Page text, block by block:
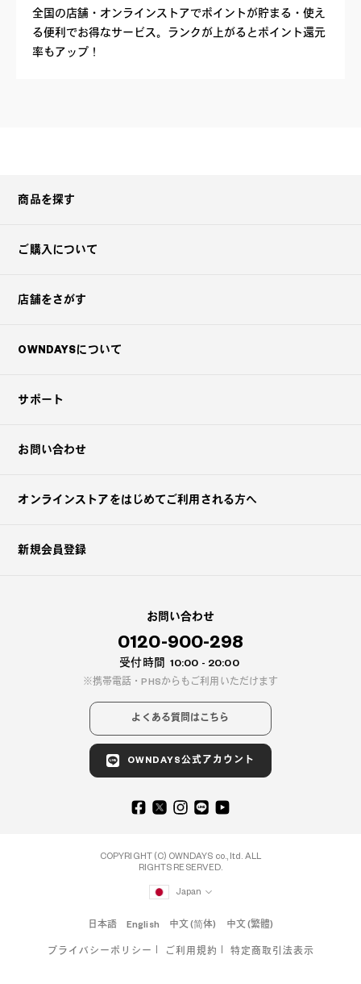
全国の店舗・オンラインストアでポイントが貯まる・使え
る便利でお得なサービス。ランクが上がるとポイント還元
率もアップ！
商品を探す
ご購入について
店舗をさがす
OWNDAYSについて
サポート
お問い合わせ
オンラインストアをはじめてご利用される方へ
新規会員登録
お問い合わせ
0120-900-298
受付時間 10:00 - 20:00
携帯電話・PHSからもご利用いただけます
よくある質問はこちら
OWNDAYS公式アカウント
COPYRIGHT (C) OWNDAYS co., ltd. ALL
RIGHTS RESERVED.
Japan
日本語 English 中文 (简体) 中文 (繁體)
プライバシーポリシー ご利用規約 特定商取引法表示